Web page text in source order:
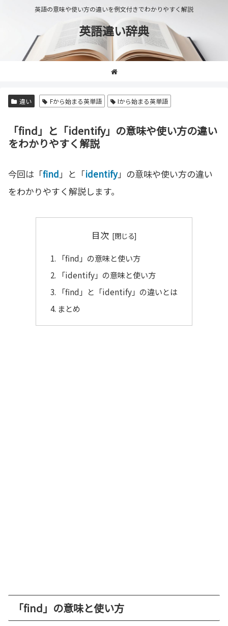
英語の意味や使い方の違いを例文付きでわかりやすく解説
英語違い辞典
違い Fから始まる英単語 Iから始まる英単語
「find」と「identify」の意味や使い方の違い
をわかりやすく解説
今回は「find」と「identify」の意味や使い方の違い
をわかりやすく解説します。
目次
「find」の意味と使い方
「identify」の意味と使い方
「find」と「identify」の違いとは
まとめ
「find」の意味と使い方